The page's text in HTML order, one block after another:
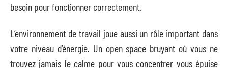
besoin pour fonctionner correctement.
L’environnement de travail joue aussi un rôle important dans
votre niveau d’énergie. Un open space bruyant où vous ne
trouvez jamais le calme pour vous concentrer vous épuise